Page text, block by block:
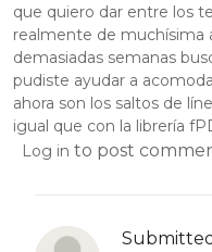
que quiero dar entre los
realmente de muchísima
demasiadas semanas
pudiste ayudar a
ahora son los saltos de
igual que con la librería
Log in to post